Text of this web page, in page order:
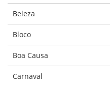
Beleza
Bloco
Boa Causa
Carnaval